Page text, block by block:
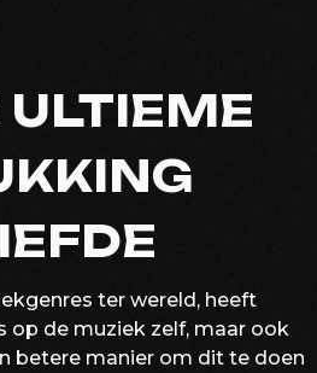
ter wereld, heeft
op de muziek zelf, maar ook
betere manier om dit te doen